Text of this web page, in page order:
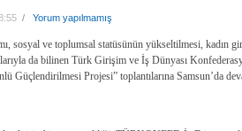
/ Yorum yapılmamış
sosyal ve toplumsal statüsünün yükseltilmesi,
da bilinen Türk Girişim ve İş Dünyası
Güçlendirilmesi Projesi” toplantılarına Samsun’da